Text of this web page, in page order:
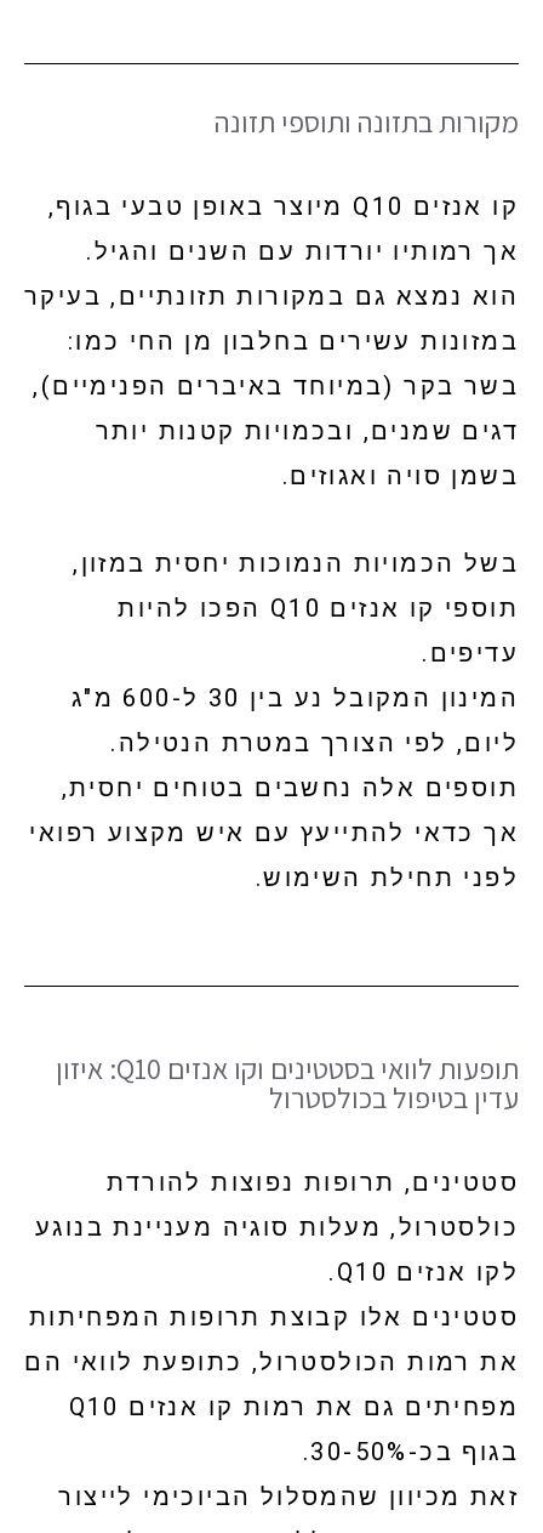
מקורות בתזונה ותוספי תזונה
קו אנזים Q10 מיוצר באופן טבעי בגוף,
אך רמותיו יורדות עם השנים והגיל.
הוא נמצא גם במקורות תזונתיים, בעיקר
במזונות עשירים בחלבון מן החי כמו:
בשר בקר (במיוחד באיברים הפנימיים),
דגים שמנים, ובכמויות קטנות יותר
בשמן סויה ואגוזים.
בשל הכמויות הנמוכות יחסית במזון,
תוספי קו אנזים Q10 הפכו להיות
עדיפים.
המינון המקובל נע בין 30 ל-600 מ"ג
ליום, לפי הצורך במטרת הנטילה.
תוספים אלה נחשבים בטוחים יחסית,
אך כדאי להתייעץ עם איש מקצוע רפואי
לפני תחילת השימוש.
תופעות לוואי בסטטינים וקו אנזים Q10: איזון
עדין בטיפול בכולסטרול
סטטינים, תרופות נפוצות להורדת
כולסטרול, מעלות סוגיה מעניינת בנוגע
לקו אנזים Q10.
סטטינים אלו קבוצת תרופות המפחיתות
את רמות הכולסטרול, כתופעת לוואי הם
מפחיתים גם את רמות קו אנזים Q10
בגוף בכ-30-50%.
זאת מכיוון שהמסלול הביוכימי לייצור